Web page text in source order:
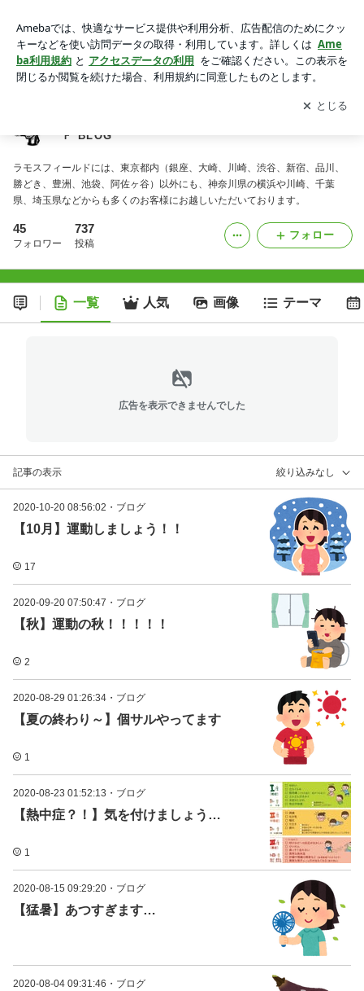
アプリをダウンロードして ブログの更新通知
を受け取りまし
ょう。
開く
Ｆ BLOG
ラモスフィールドには、東京都内（銀座、大崎、川崎、渋谷、新宿、品川、
勝どき、豊洲、池袋、阿佐ヶ谷）以外にも、神奈川県の横浜や川崎、千葉
県、埼玉県などからも多くのお客様にお越しいただいております。
45
フォロワー
737
投稿
フォロー
一覧 人気 画像 テーマ
広告を表示できませんでした
記事の表示 絞り込みなし
2020-10-20 08:56:02 ・ ブログ
【10月】運動しましょう！！
17
2020-09-20 07:50:47 ・ ブログ
【秋】運動の秋！！！！！
2
2020-08-29 01:26:34 ・ ブログ
【夏の終わり～】個サルやってます
1
2020-08-23 01:52:13 ・ ブログ
【熱中症？！】気を付けましょう…
1
2020-08-15 09:29:20 ・ ブログ
【猛暑】あつすぎます…
2020-08-04 09:31:46 ・ ブログ